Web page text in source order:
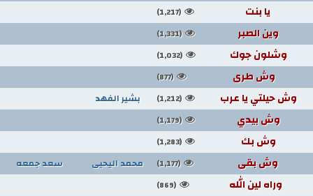
يا بنت (1,217)
وين الصبر (1,331)
وشلون جوك (1,032)
وش طرى (877)
وش حيلتي يا عرب (1,212) بشير الفهد
وش بيدي (1,179)
وش بك (1,283)
وش بقى (1,177) محمد اليحيى سعد جمعه
وراه لين الله (869)